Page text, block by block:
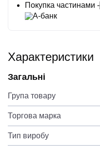
Покупка частинами -
А-банк
Характеристики
Загальні
Група товару
Торгова марка
Тип виробу